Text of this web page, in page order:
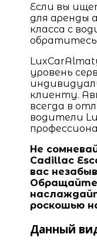
Если вы
для аренды
класса с
обратитесь
уровень
клиенту.
всегда в
водители
Не
Cadillac
вас
роскошью
Данный